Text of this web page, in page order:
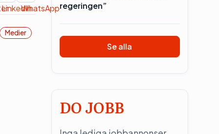
Medier
regeringen”
Se alla
DO JOBB